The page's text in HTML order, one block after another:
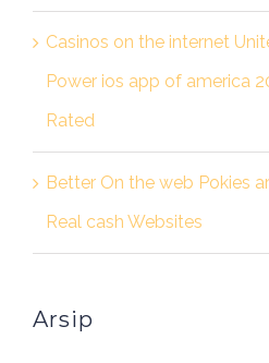
Casinos on the internet
Power ios app of america
Rated
Better On the web Pokies
Real cash Websites
Arsip